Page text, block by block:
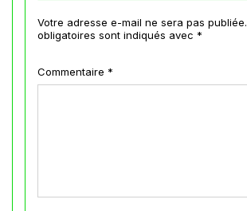
Votre adresse e-mail ne sera pas publiée.
obligatoires sont indiqués avec *
Commentaire *